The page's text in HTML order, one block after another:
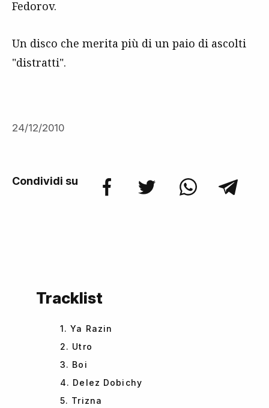
Fedorov.
Un disco che merita più di un paio di ascolti
"distratti".
24/12/2010
Condividi su
Tracklist
1. Ya Razin
2. Utro
3. Boi
4. Delez Dobichy
5. Trizna